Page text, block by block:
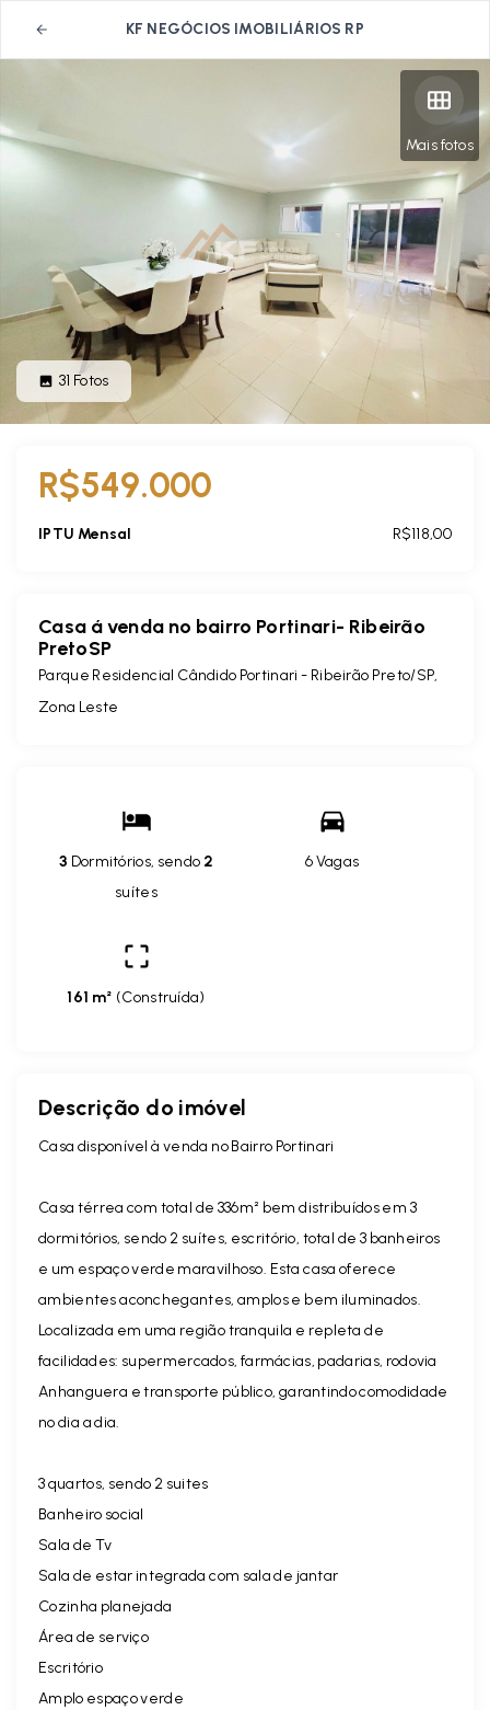
KF NEGÓCIOS IMOBILIÁRIOS RP
Mais fotos
31 Fotos
R$549.000
IPTU Mensal R$118,00
Casa á venda no bairro Portinari- Ribeirão
PretoSP
Parque Residencial Cândido Portinari - Ribeirão Preto/SP,
Zona Leste
3 Dormitórios, sendo 2
suítes
6 Vagas
161 m² (Construída)
Descrição do imóvel
Casa disponível à venda no Bairro Portinari
Casa térrea com total de 336m² bem distribuídos em 3
dormitórios, sendo 2 suítes, escritório, total de 3 banheiros
e um espaço verde maravilhoso. Esta casa oferece
ambientes aconchegantes, amplos e bem iluminados.
Localizada em uma região tranquila e repleta de
facilidades: supermercados, farmácias, padarias, rodovia
Anhanguera e transporte público, garantindo comodidade
no dia a dia.
3 quartos, sendo 2 suites
Banheiro social
Sala de Tv
Sala de estar integrada com sala de jantar
Cozinha planejada
Área de serviço
Escritório
Amplo espaço verde